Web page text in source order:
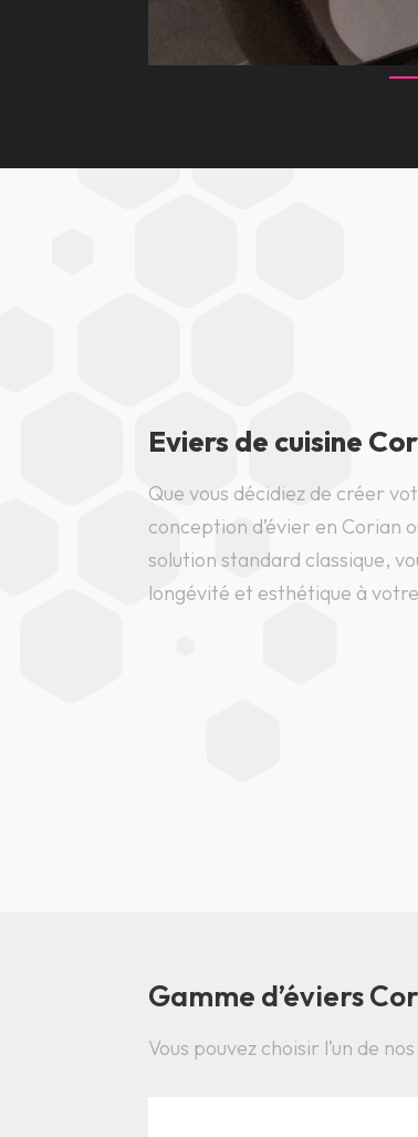
Eviers de cuisine
Que vous décidiez de créer
conception d’évier en Corian
solution standard classique,
longévité et esthétique à
Gamme d’éviers
Vous pouvez choisir l’un de